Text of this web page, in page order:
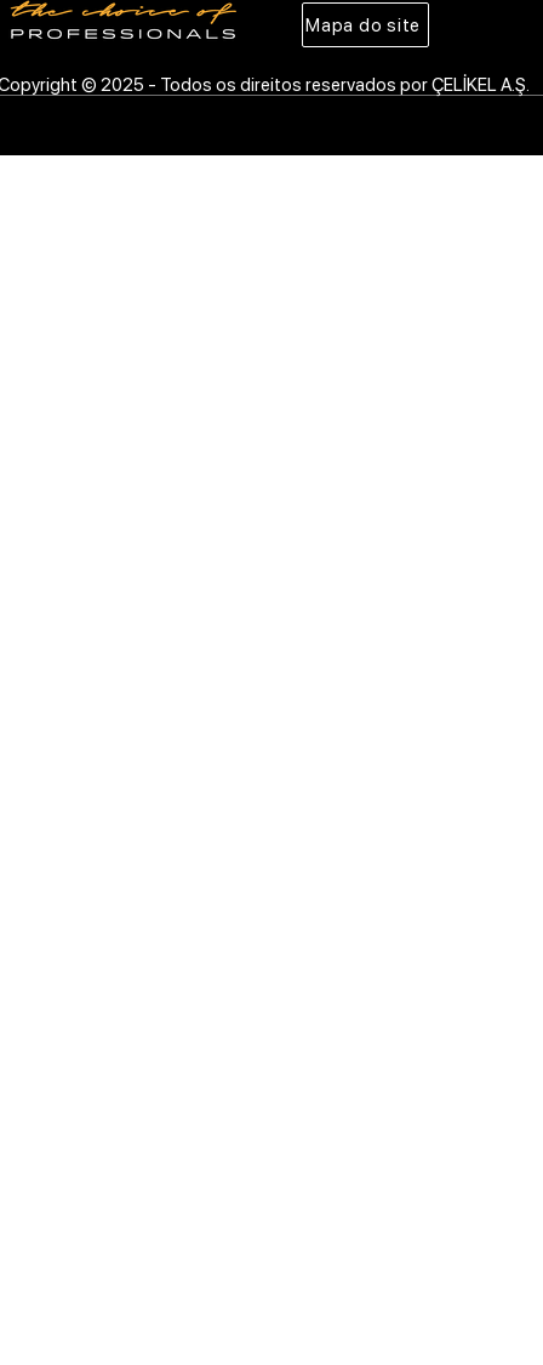
Mapa do site
© 2025 - Todos os direitos reservados por ÇELİKEL A.Ş.